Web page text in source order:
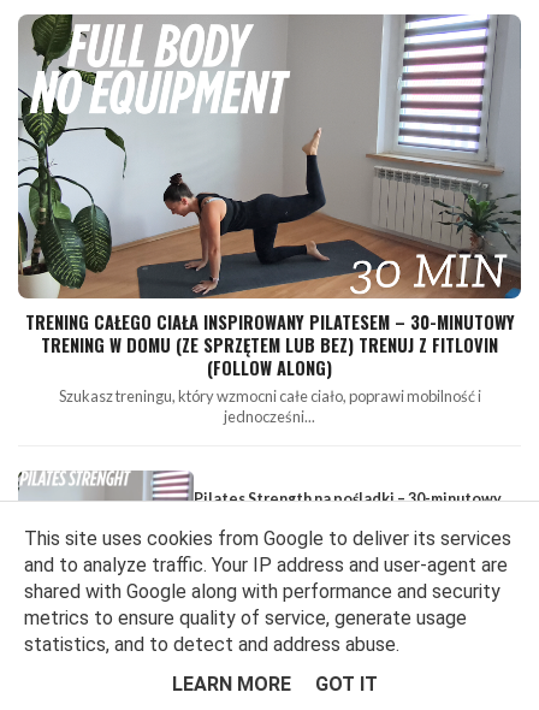
TRENING CAŁEGO CIAŁA INSPIROWANY PILATESEM – 30-MINUTOWY
TRENING W DOMU (ZE SPRZĘTEM LUB BEZ) TRENUJ Z FITLOVIN
(FOLLOW ALONG)
Szukasz treningu, który wzmocni całe ciało, poprawi mobilność i
jednocześni...
Pilates Strength na pośladki – 30-minutowy
FITlovin (follow along)
Trening brzucha na stojąco z hantlami - bez
maty, bez wymówek!
This site uses cookies from Google to deliver its services
and to analyze traffic. Your IP address and user-agent are
shared with Google along with performance and security
metrics to ensure quality of service, generate usage
statistics, and to detect and address abuse.
LEARN MORE
GOT IT